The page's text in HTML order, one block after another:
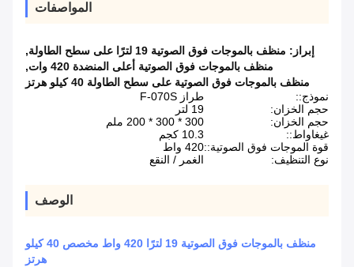
المواصفات
إبراز: منظف ​​بالموجات فوق الصوتية 19 لترًا على سطح الطاولة
,
منظف بالموجات فوق الصوتية أعلى المنضدة 420 وات
,
منظف بالموجات فوق الصوتية على سطح الطاولة 40 كيلو هرتز
نموذج::
طراز F-070S
حجم الخزان:
19 لتر
حجم الخزان:
300 * 300 * 200 ملم
غيغاواط::
10.3 كجم
قوة الموجات فوق الصوتية::420 واط
نوع التنظيف:
الغمر / النقع
الوصف
منظف ​​بالموجات فوق الصوتية 19 لترًا 420 واط مخصص 40 كيلو
هرتز